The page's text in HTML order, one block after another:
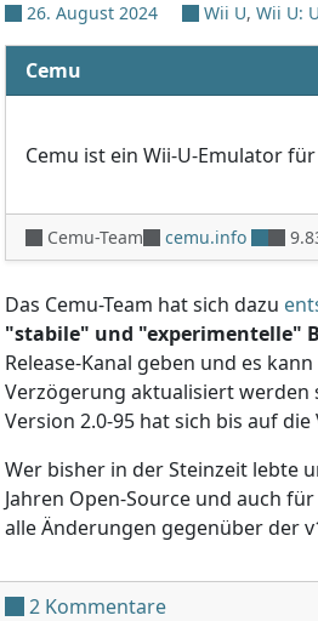
26. August 2024 Wii U, Wii U:
Cemu
Cemu ist ein Wii-U-Emulator für
Cemu-Team cemu.info
Das Cemu-Team hat sich dazu
"stabile" und "experimentelle"
Release-Kanal geben und es
Verzögerung aktualisiert werden
Version 2.0-95 hat sich bis auf
Wer bisher in der Steinzeit lebte
Jahren Open-Source und auch
alle Änderungen gegenüber der
2 Kommentarezu Cemu v2.1